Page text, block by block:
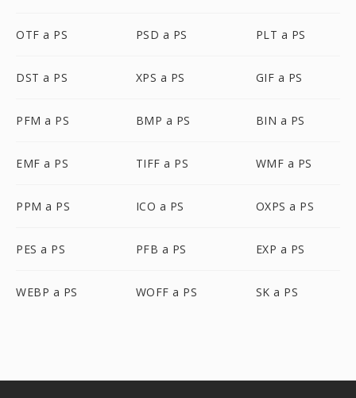
OTF a PS PSD a PS PLT a PS
DST a PS XPS a PS GIF a PS
PFM a PS BMP a PS BIN a PS
EMF a PS TIFF a PS WMF a PS
PPM a PS ICO a PS OXPS a PS
PES a PS PFB a PS EXP a PS
WEBP a PS WOFF a PS SK a PS